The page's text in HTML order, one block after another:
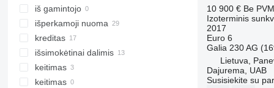
iš gamintojo
išperkamoji nuoma
kreditas
išsimokėtinai dalimis
keitimas
keitimas
10 900 € Be PVM
Izoterminis
2017
Euro 6
Galia 230 AG
Lietuva,
Dajurema, UAB
Susisiekite su